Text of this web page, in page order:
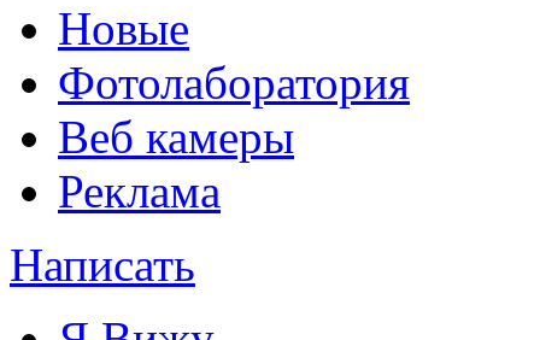
Новые
Фотолаборатория
Веб камеры
Реклама
Написать